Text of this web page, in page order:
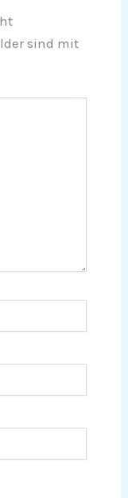
sind mit